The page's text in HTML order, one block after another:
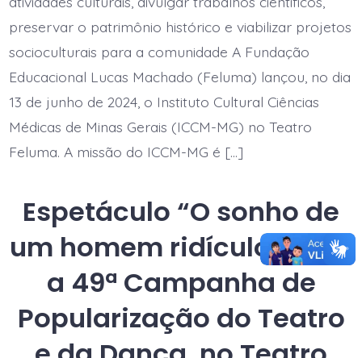
Instituto
Cultural
Ciências
Médicas
Minas
Gerais
preservar o patrimônio histórico e viabilizar projetos
socioculturais para a comunidade A Fundação
Educacional Lucas Machado (Feluma) lançou, no dia
13 de junho de 2024, o Instituto Cultural Ciências
Médicas de Minas Gerais (ICCM-MG) no Teatro
Feluma. A missão do ICCM-MG é […]
Espetáculo “O sonho de
um homem ridículo” abre
a 49ª Campanha de
Popularização do Teatro